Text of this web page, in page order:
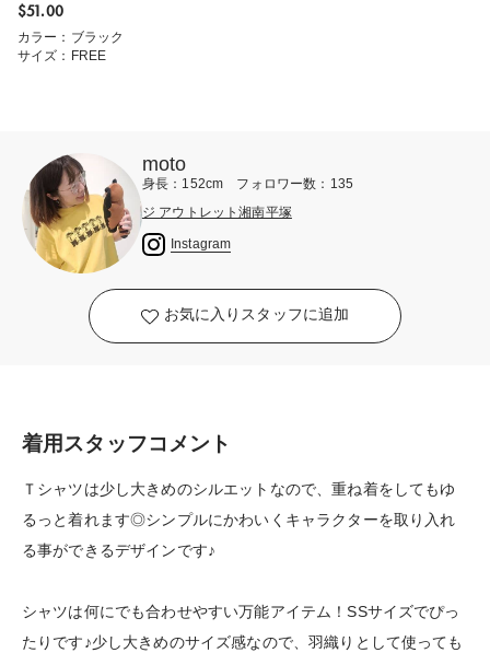
$‌51.00
カラー：ブラック
サイズ：FREE
moto
身長：152cm フォロワー数：135
ジ アウトレット湘南平塚
Instagram
お気に入りスタッフに追加
着用スタッフコメント
Ｔシャツは少し大きめのシルエットなので、重ね着をしてもゆ
るっと着れます◎シンプルにかわいくキャラクターを取り入れ
る事ができるデザインです♪
シャツは何にでも合わせやすい万能アイテム！SSサイズでぴっ
たりです♪少し大きめのサイズ感なので、羽織りとして使っても